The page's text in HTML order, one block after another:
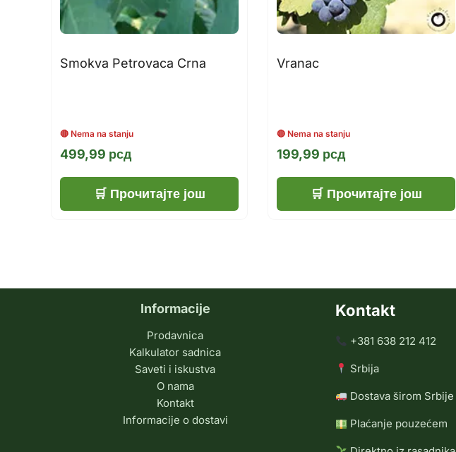
Smokva Petrovaca Crna
499,99 рсд
Прочитајте још
Vranac
199,99 рсд
Прочитајте још
Informacije
Prodavnica
Kalkulator sadnica
Saveti i iskustva
O nama
Kontakt
Informacije o dostavi
Kontakt
+381 638 212 412
Srbija
Dostava širom Srbije
Plaćanje pouzećem